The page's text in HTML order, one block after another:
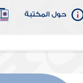
حول المكتبة